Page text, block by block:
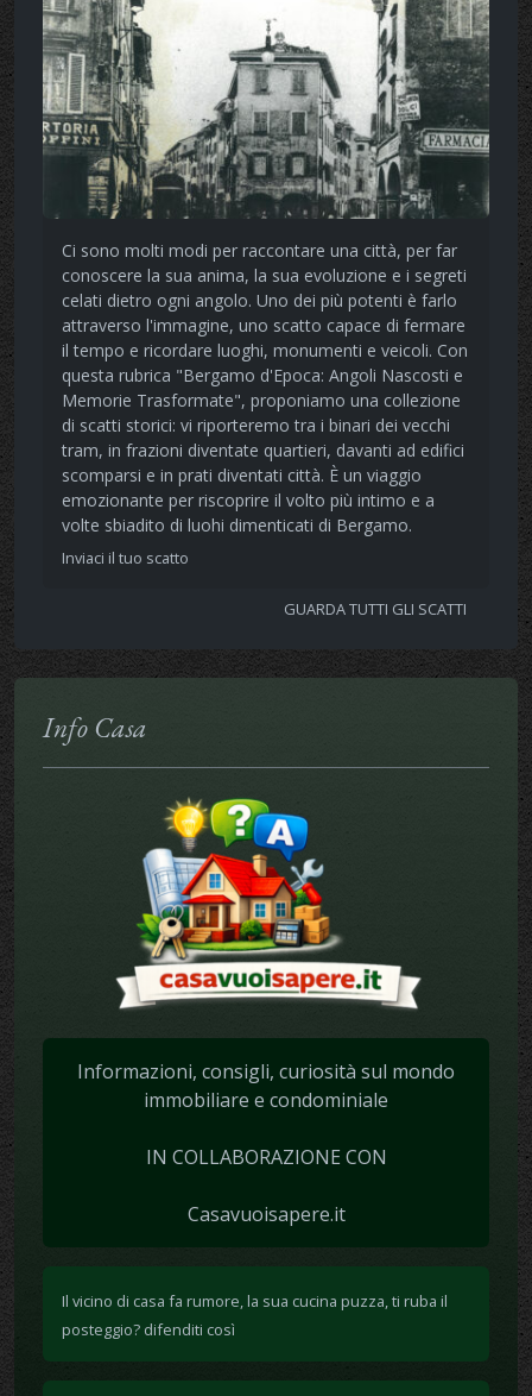
Ci sono molti modi per raccontare una città, per far
conoscere la sua anima, la sua evoluzione e i segreti
celati dietro ogni angolo. Uno dei più potenti è farlo
attraverso l'immagine, uno scatto capace di fermare
il tempo e ricordare luoghi, monumenti e veicoli. Con
questa rubrica "Bergamo d'Epoca: Angoli Nascosti e
Memorie Trasformate", proponiamo una collezione
di scatti storici: vi riporteremo tra i binari dei vecchi
tram, in frazioni diventate quartieri, davanti ad edifici
scomparsi e in prati diventati città. È un viaggio
emozionante per riscoprire il volto più intimo e a
volte sbiadito di luohi dimenticati di Bergamo.
Inviaci il tuo scatto
GUARDA TUTTI GLI SCATTI
Info Casa
Informazioni, consigli, curiosità sul mondo
immobiliare e condominiale
IN COLLABORAZIONE CON
Casavuoisapere.it
Il vicino di casa fa rumore, la sua cucina puzza, ti ruba il
posteggio? difenditi così